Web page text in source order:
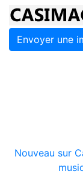
Envoyer une
Nouveau sur